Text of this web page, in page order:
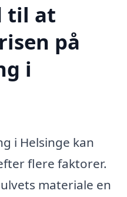
til at
på
i
i Helsinge kan
flere faktorer.
materiale en